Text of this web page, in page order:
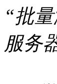
“批
服务